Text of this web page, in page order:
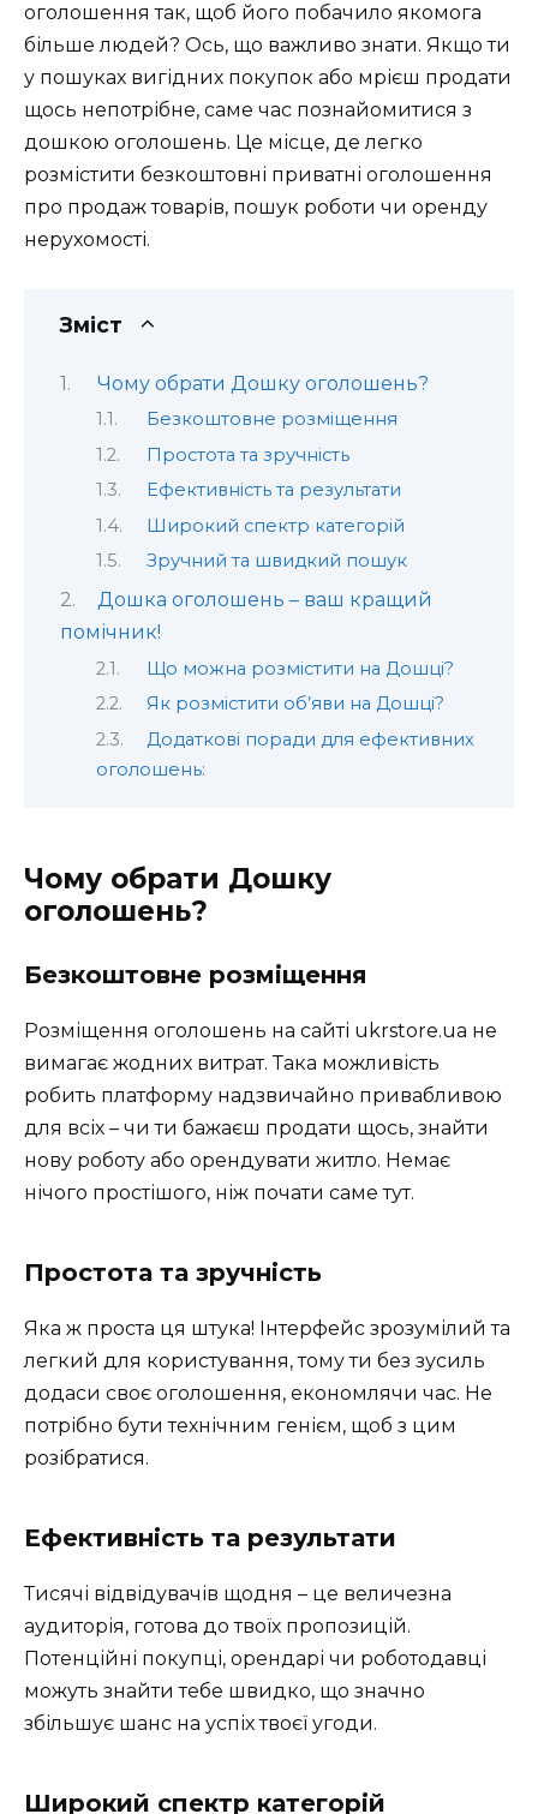
оголошення так, щоб його побачило якомога
більше людей? Ось, що важливо знати. Якщо ти
у пошуках вигідних покупок або мрієш продати
щось непотрібне, саме час познайомитися з
дошкою оголошень. Це місце, де легко
розмістити безкоштовні приватні оголошення
про продаж товарів, пошук роботи чи оренду
нерухомості.
Зміст
Чому обрати Дошку оголошень?
Безкоштовне розміщення
Простота та зручність
Ефективність та результати
Широкий спектр категорій
Зручний та швидкий пошук
Дошка оголошень – ваш кращий
помічник!
Що можна розмістити на Дошці?
Як розмістити об’яви на Дошці?
Додаткові поради для ефективних
оголошень:
Чому обрати Дошку
оголошень?
Безкоштовне розміщення
Розміщення оголошень на сайті ukrstore.ua не
вимагає жодних витрат. Така можливість
робить платформу надзвичайно привабливою
для всіх – чи ти бажаєш продати щось, знайти
нову роботу або орендувати житло. Немає
нічого простішого, ніж почати саме тут.
Простота та зручність
Яка ж проста ця штука! Інтерфейс зрозумілий та
легкий для користування, тому ти без зусиль
додаси своє оголошення, економлячи час. Не
потрібно бути технічним генієм, щоб з цим
розібратися.
Ефективність та результати
Тисячі відвідувачів щодня – це величезна
аудиторія, готова до твоїх пропозицій.
Потенційні покупці, орендарі чи роботодавці
можуть знайти тебе швидко, що значно
збільшує шанс на успіх твоєї угоди.
Широкий спектр категорій